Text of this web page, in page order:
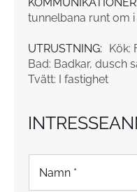
tunnelbana runt om
UTRUSTNING:
Kök:
Bad: Badkar, dusch
Tvätt: I fastighet